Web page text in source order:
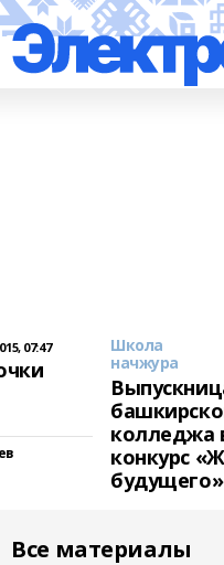
07:47
Школа
начжура
колледжа
конкурс
будущего»
Все материалы